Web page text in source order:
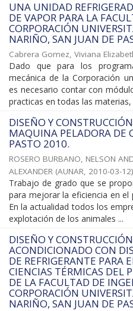
UNA UNIDAD
DE VAPOR PARA LA
CORPORACIÓN
NARIÑO, SAN JUAN DE
Cabrera Gomez, Viviana
Dado que para los
mecánica de la Corporación
es necesario contar con
practicas en todas las materias,
DISEÑO Y
MAQUINA PELADORA DE
PASTO 2010.
ROSERO BURBANO, NELSON
ALEXANDER (AUNAR, 2010-03-12)
Trabajo de grado que se
para mejorar la eficiencia en el
En la actualidad todos los
explotación de los animales ...
DISEÑO Y
ACONDICIONADO CON
DE REFRIGERANTE PARA
CIENCIAS TÉRMICAS DEL
DE LA FACULTAD DE
CORPORACIÓN
NARIÑO, SAN JUAN DE